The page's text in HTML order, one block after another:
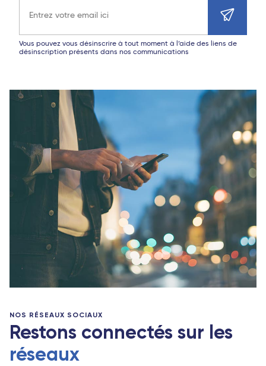
Vous pouvez vous désinscrire à tout moment à l’aide des liens de
désinscription présents dans nos communications
NOS RÉSEAUX SOCIAUX
Restons connectés sur les
réseaux